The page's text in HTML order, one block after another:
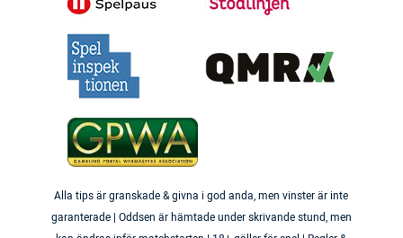
Alla tips är granskade & givna i god anda, men vinster är inte
garanterade | Oddsen är hämtade under skrivande stund, men